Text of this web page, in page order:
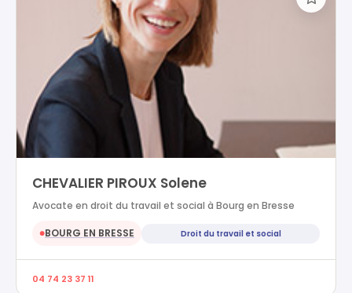
CHEVALIER PIROUX Solene
Avocate en droit du travail et social à Bourg en Bresse
●BOURG EN BRESSE Droit du travail et social
04 74 23 37 11